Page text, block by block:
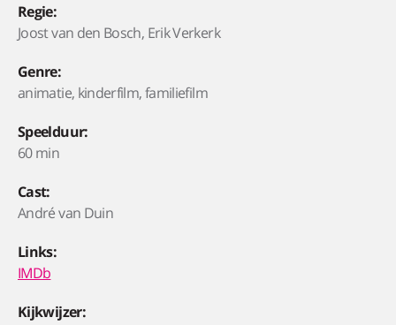
Regie:
Joost van den Bosch, Erik Verkerk
Genre:
animatie, kinderfilm, familiefilm
Speelduur:
60 min
Cast:
André van Duin
Links:
IMDb
Kijkwijzer: